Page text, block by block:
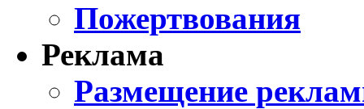
Пожертвования
Реклама
Размещение